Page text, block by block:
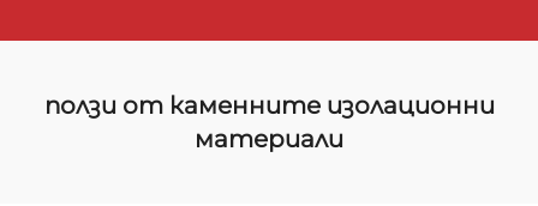
ползи от каменните изолационни
материали